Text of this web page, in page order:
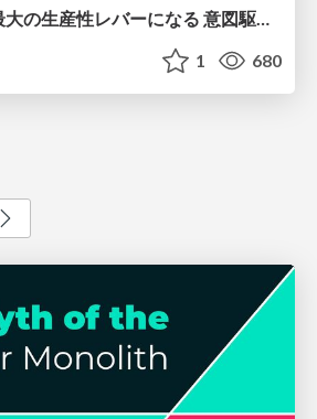
AI時代に設計が 最大の生産性レバーになる 意図駆動開発とデータを消さない設計｜Don't Delete Your Data or Your Intent — Design as the Deepest Lever in the AI Era
1 680